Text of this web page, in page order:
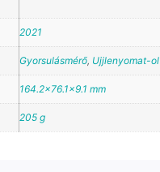
2021
Gyorsulásmérő, Ujjlenyomat-
164.2×76.1×9.1 mm
205 g